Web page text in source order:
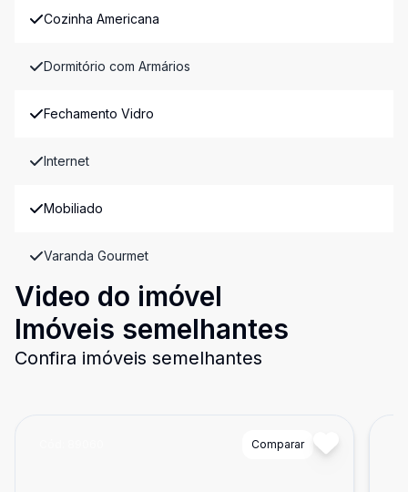
Cozinha Americana
Dormitório com Armários
Fechamento Vidro
Internet
Mobiliado
Varanda Gourmet
Video do imóvel
Imóveis semelhantes
Confira imóveis semelhantes
Comparar